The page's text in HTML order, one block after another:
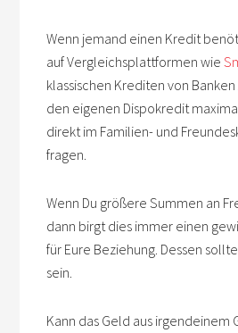
Wenn jemand einen Kredit
auf Vergleichsplattformen wie
klassischen Krediten von Banken
den eigenen Dispokredit
direkt im Familien- und
fragen.
Wenn Du größere Summen an
dann birgt dies immer einen
für Eure Beziehung. Dessen
sein.
Kann das Geld aus irgendeinem